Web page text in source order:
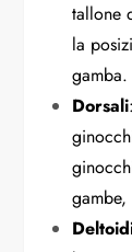
tallone
la
gamba.
Dorsali